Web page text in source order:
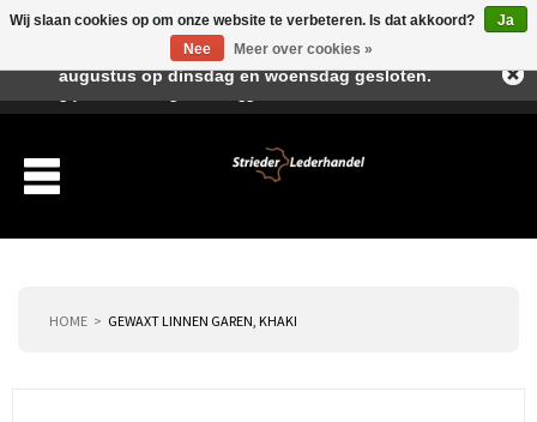
HOME GEWAXT LINNEN GAREN, KHAKI
Wij slaan cookies op om onze website te verbeteren. Is dat akkoord?
Ja
Nee
Meer over cookies »
Beste klant, I.v.m. de vakantieperiode zijn wij in juli en
augustus op dinsdag en woensdag gesloten.